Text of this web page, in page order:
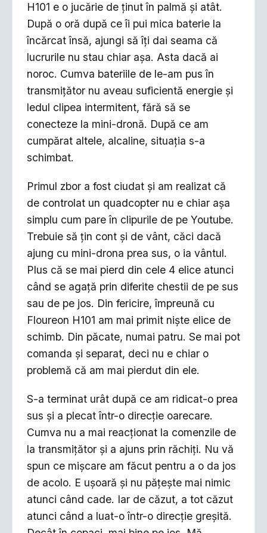
H101 e o jucărie de ținut în palmă și atât.
După o oră după ce îi pui mica baterie la
încărcat însă, ajungi să îți dai seama că
lucrurile nu stau chiar așa. Asta dacă ai
noroc. Cumva bateriile de le-am pus în
transmițător nu aveau suficientă energie și
ledul clipea intermitent, fără să se
conecteze la mini-dronă. După ce am
cumpărat altele, alcaline, situația s-a
schimbat.
Primul zbor a fost ciudat și am realizat că
de controlat un quadcopter nu e chiar așa
simplu cum pare în clipurile de pe Youtube.
Trebuie să țin cont și de vânt, căci dacă
ajung cu mini-drona prea sus, o ia vântul.
Plus că se mai pierd din cele 4 elice atunci
când se agață prin diferite chestii de pe sus
sau de pe jos. Din fericire, împreună cu
Floureon H101 am mai primit niște elice de
schimb. Din păcate, numai patru. Se mai pot
comanda și separat, deci nu e chiar o
problemă că am mai pierdut din ele.
S-a terminat urât după ce am ridicat-o prea
sus și a plecat într-o direcție oarecare.
Cumva nu a mai reacționat la comenzile de
la transmițător și a ajuns prin răchiți. Nu vă
spun ce mișcare am făcut pentru a o da jos
de acolo. E ușoară și nu pățește mai nimic
atunci când cade. Iar de căzut, a tot căzut
atunci când a luat-o într-o direcție greșită.